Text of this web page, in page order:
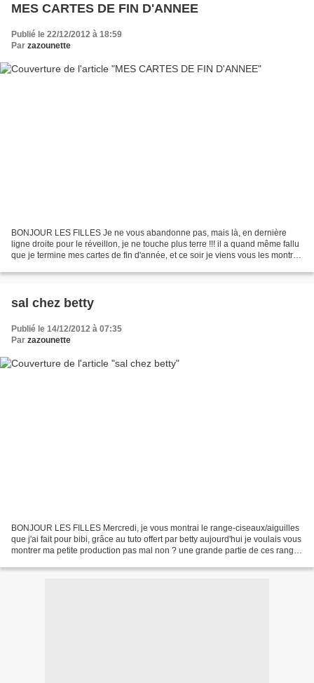
MES CARTES DE FIN D'ANNEE
Publié le 22/12/2012 à 18:59
Par zazounette
BONJOUR LES FILLES Je ne vous abandonne pas, mais là, en dernière
ligne droite pour le réveillon, je ne touche plus terre !!! il a quand même fallu
que je termine mes cartes de fin d'année, et ce soir je viens vous les montrer
sal chez betty
Publié le 14/12/2012 à 07:35
Par zazounette
BONJOUR LES FILLES Mercredi, je vous montrai le range-ciseaux/aiguilles
que j'ai fait pour bibi, grâce au tuto offert par betty aujourd'hui je voulais vous
montrer ma petite production pas mal non ? une grande partie de ces range